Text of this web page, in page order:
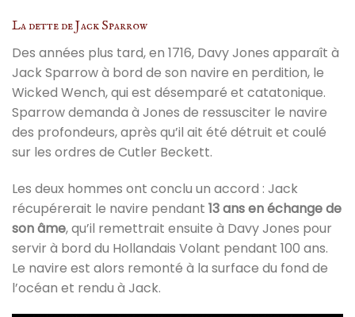
La dette de Jack Sparrow
Des années plus tard, en 1716, Davy Jones apparaît à
Jack Sparrow à bord de son navire en perdition, le
Wicked Wench, qui est désemparé et catatonique.
Sparrow demanda à Jones de ressusciter le navire
des profondeurs, après qu’il ait été détruit et coulé
sur les ordres de Cutler Beckett.
Les deux hommes ont conclu un accord : Jack
récupérerait le navire pendant 13 ans en échange de
son âme, qu’il remettrait ensuite à Davy Jones pour
servir à bord du Hollandais Volant pendant 100 ans.
Le navire est alors remonté à la surface du fond de
l’océan et rendu à Jack.